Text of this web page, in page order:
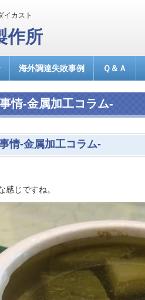
カスト
作所
海外調達失敗事例 Ｑ＆Ａ
情-金属加工コラム-
情-金属加工コラム-
感じですね。